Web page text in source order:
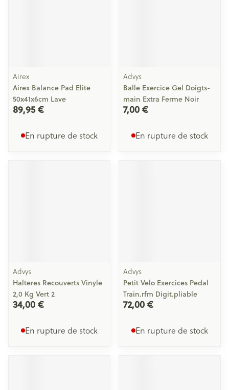
Airex
Airex Balance Pad Elite
50x41x6cm Lave
89,95 €
En rupture de stock
Advys
Balle Exercice Gel Doigts-
main Extra Ferme Noir
7,00 €
En rupture de stock
Advys
Halteres Recouverts Vinyle
2,0 Kg Vert 2
34,00 €
En rupture de stock
Advys
Petit Velo Exercices Pedal
Train.rfm Digit.pliable
72,00 €
En rupture de stock